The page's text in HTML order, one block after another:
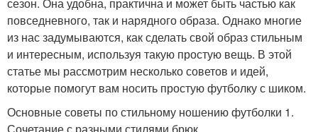
сезон. Она удобна, практична и может быть частью как
повседневного, так и нарядного образа. Однако многие
из нас задумываются, как сделать свой образ стильным
и интересным, используя такую простую вещь. В этой
статье мы рассмотрим несколько советов и идей,
которые помогут вам носить простую футболку с шиком.
Основные советы по стильному ношению футболки 1.